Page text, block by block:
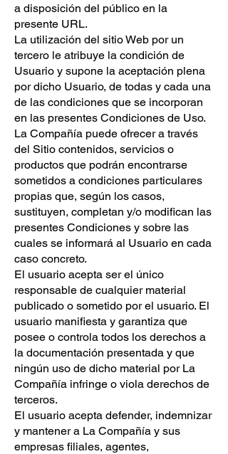
a disposición del público en la
presente URL.
La utilización del sitio Web por un
tercero le atribuye la condición de
Usuario y supone la aceptación plena
por dicho Usuario, de todas y cada una
de las condiciones que se incorporan
en las presentes Condiciones de Uso.
La Compañía puede ofrecer a través
del Sitio contenidos, servicios o
productos que podrán encontrarse
sometidos a condiciones particulares
propias que, según los casos,
sustituyen, completan y/o modifican las
presentes Condiciones y sobre las
cuales se informará al Usuario en cada
caso concreto.
El usuario acepta ser el único
responsable de cualquier material
publicado o sometido por el usuario. El
usuario manifiesta y garantiza que
posee o controla todos los derechos a
la documentación presentada y que
ningún uso de dicho material por La
Compañía infringe o viola derechos de
terceros.
El usuario acepta defender, indemnizar
y mantener a La Compañía y sus
empresas filiales, agentes,